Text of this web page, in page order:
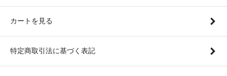
カートを見る
特定商取引法に基づく表記